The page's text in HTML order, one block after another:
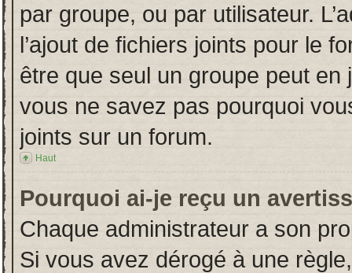
par groupe, ou par utilisateur.
l’ajout de fichiers joints pour le
être que seul un groupe peut en
vous ne savez pas pourquoi
joints sur un forum.
Haut
Pourquoi ai-je reçu un
Chaque administrateur a son
Si vous avez dérogé à une